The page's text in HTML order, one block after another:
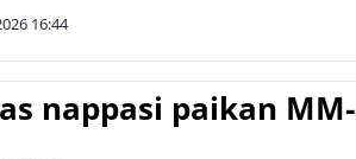
16:44
nappasi paikan MM-